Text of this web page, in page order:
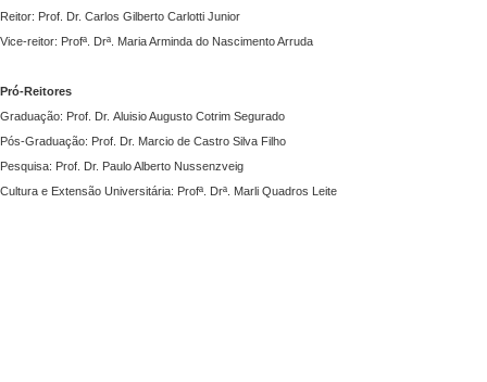
Reitor: Prof. Dr. Carlos Gilberto Carlotti Junior
Vice-reitor: Profª. Drª. Maria Arminda do Nascimento Arruda
Pró-Reitores
Graduação: Prof. Dr. Aluisio Augusto Cotrim Segurado
Pós-Graduação: Prof. Dr. Marcio de Castro Silva Filho
Pesquisa: Prof. Dr. Paulo Alberto Nussenzveig
Cultura e Extensão Universitária: Profª. Drª. Marli Quadros Leite